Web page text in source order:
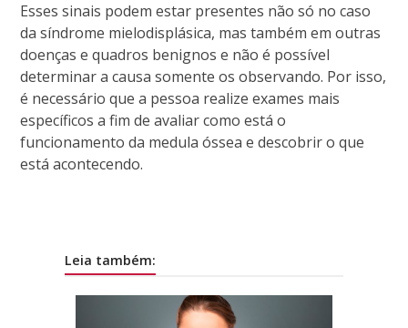
Esses sinais podem estar presentes não só no caso
da síndrome mielodisplásica, mas também em outras
doenças e quadros benignos e não é possível
determinar a causa somente os observando. Por isso,
é necessário que a pessoa realize exames mais
específicos a fim de avaliar como está o
funcionamento da medula óssea e descobrir o que
está acontecendo.
Leia também: